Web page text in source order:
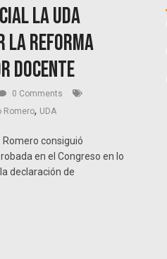
la UDA
la reforma
docente
0 Comments
Romero, UDA
Romero consiguió
en el Congreso en lo
declaración de